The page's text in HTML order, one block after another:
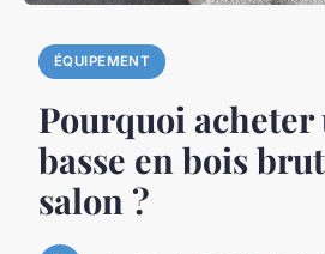
ÉQUIPEMENT
Pourquoi acheter
basse en bois
salon ?